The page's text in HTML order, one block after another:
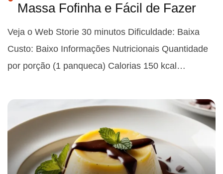
Massa Fofinha e Fácil de Fazer
Veja o Web Storie 30 minutos Dificuldade: Baixa
Custo: Baixo Informações Nutricionais Quantidade
por porção (1 panqueca) Calorias 150 kcal…